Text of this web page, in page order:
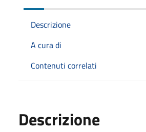
Descrizione
A cura di
Contenuti correlati
Descrizione